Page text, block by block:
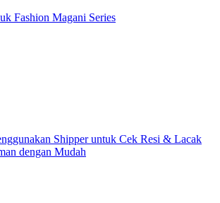
Fashion Magani Series
Shipper untuk Cek Resi & Lacak
dengan Mudah